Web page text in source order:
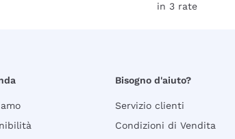
in 3 rate
Bisogno d'aiuto?
Servizio clienti
Condizioni di Vendita